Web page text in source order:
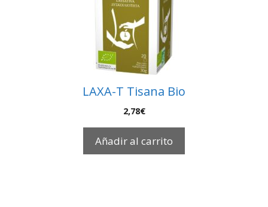
LAXA-T Tisana Bio
2,78€
Añadir al carrito